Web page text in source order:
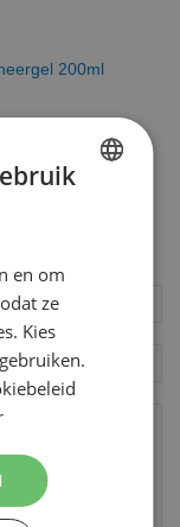
200ml
en om
ze
Kies